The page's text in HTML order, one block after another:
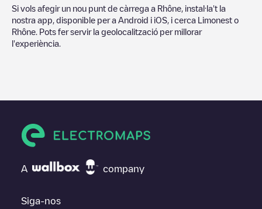
Si vols afegir un nou punt de càrrega a Rhône , instal·la't la
nostra app, disponible per a Android i iOS, i cerca Limonest o
Rhône . Pots fer servir la geolocalització per millorar
l'experiència.
A company
Siga-nos